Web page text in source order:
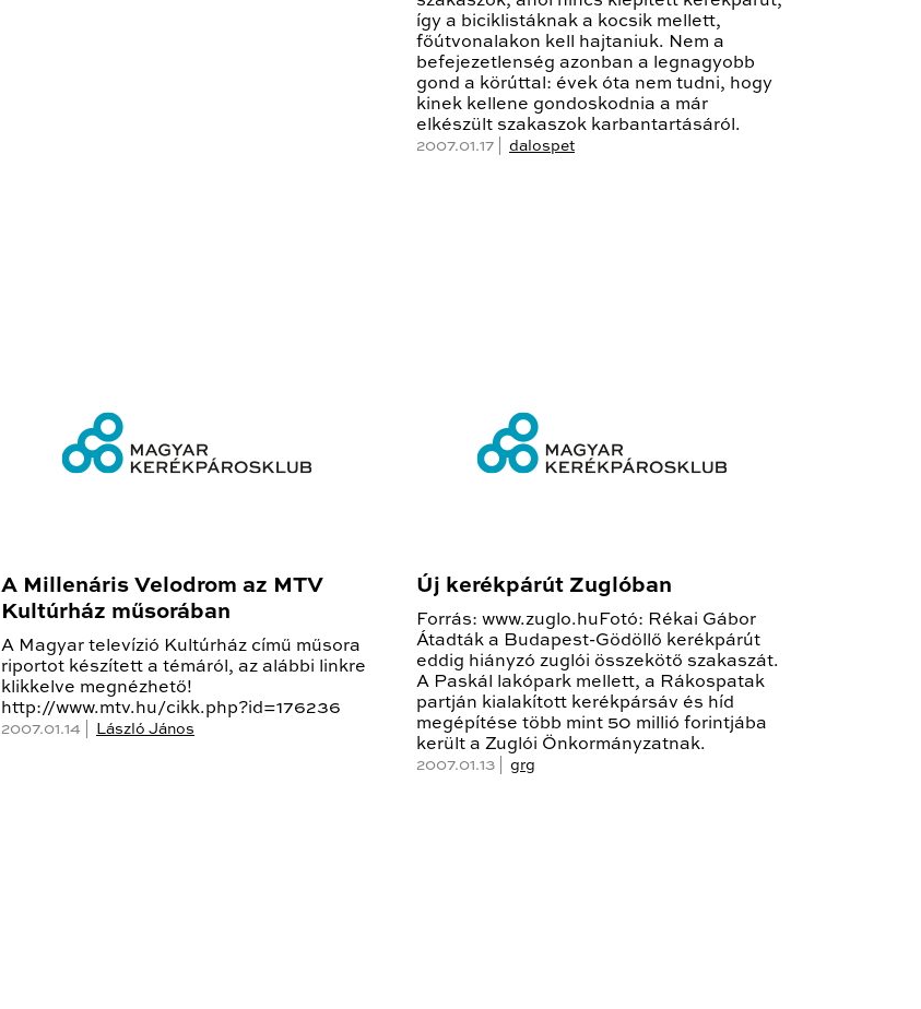
így a biciklistáknak a kocsik mellett,
főútvonalakon kell hajtaniuk. Nem a
befejezetlenség azonban a legnagyobb
gond a körúttal: évek óta nem tudni, hogy
kinek kellene gondoskodnia a már
elkészült szakaszok karbantartásáról.
2007.01.17 | dalospet
A Millenáris Velodrom az MTV
Kultúrház műsorában
A Magyar televízió Kultúrház című műsora
riportot készített a témáról, az alábbi linkre
klikkelve megnézhető!
http://www.mtv.hu/cikk.php?id=176236
2007.01.14 | László János
Új kerékpárút Zuglóban
Forrás: www.zuglo.huFotó: Rékai Gábor
Átadták a Budapest-Gödöllő kerékpárút
eddig hiányzó zuglói összekötő szakaszát.
A Paskál lakópark mellett, a Rákospatak
partján kialakított kerékpársáv és híd
megépítése több mint 50 millió forintjába
került a Zuglói Önkormányzatnak.
2007.01.13 | grg